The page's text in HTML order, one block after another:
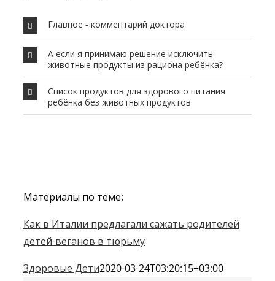
Главное - комментарий доктора
А если я принимаю решение исключить
животные продукты из рациона ребёнка?
Список продуктов для здорового питания
ребёнка без животных продуктов
Материалы по теме:
Как в Италии предлагали сажать родителей
детей-веганов в тюрьму
Здоровые Дети2020-03-24T03:20:15+03:00